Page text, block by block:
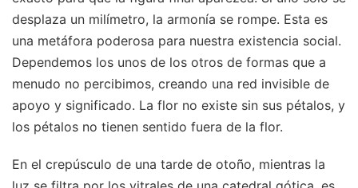
desplaza un milímetro, la armonía se rompe. Esta es
una metáfora poderosa para nuestra existencia social.
Dependemos los unos de los otros de formas que a
menudo no percibimos, creando una red invisible de
apoyo y significado. La flor no existe sin sus pétalos, y
los pétalos no tienen sentido fuera de la flor.
En el crepúsculo de una tarde de otoño, mientras la